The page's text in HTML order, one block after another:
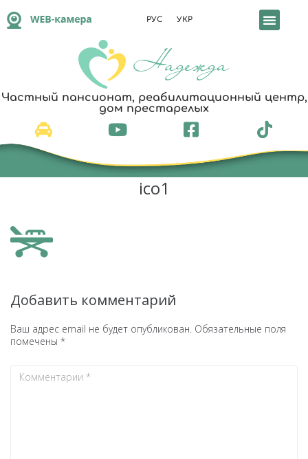
РУС УКР
Частный пансионат, реабилитационный центр,
дом престарелых
ico1
Добавить комментарий
Ваш адрес email не будет опубликован. Обязательные поля
помечены *